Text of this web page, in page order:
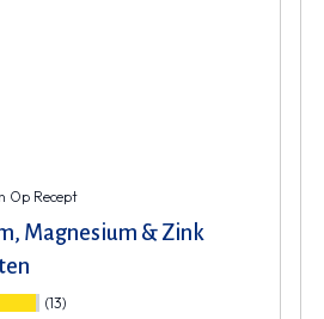
Op Recept
Magnesium & Zink
(13)